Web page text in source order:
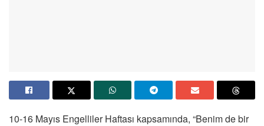
10-16 Mayıs Engelliler Haftası kapsamında, “Benim de bir